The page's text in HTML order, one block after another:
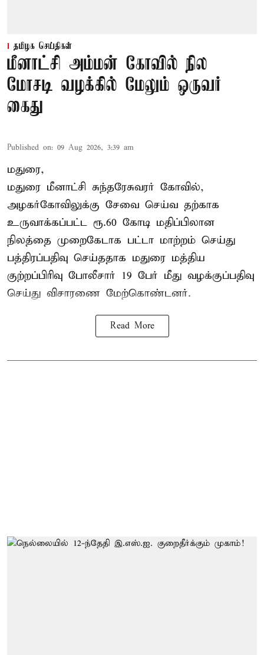
தமிழக செய்திகள்
மீனாட்சி அம்மன் கோவில் நில
மோசடி வழக்கில் மேலும் ஒருவர்
கைது
Published on: 09 Aug 2026, 3:39 am
மதுரை,
மதுரை மீனாட்சி சுந்தரேசுவரர் கோவில்,
அழகர்கோவிலுக்கு சேவை செய்வ தற்காக
உருவாக்கப்பட்ட ரூ.60 கோடி மதிப்பிலான
நிலத்தை முறைகேடாக பட்டா மாற்றம் செய்து
பத்திரப்பதிவு செய்ததாக மதுரை மத்திய
குற்றப்பிரிவு போலீசார் 19 பேர் மீது வழக்குப்பதிவு
செய்து விசாரணை மேற்கொண்டனர்.
Read More